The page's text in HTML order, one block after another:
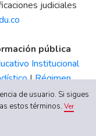
judiciales
pública
Institucional
|Régimen
de Ética| Canal
de usuario. Si sigues
estos términos.Ver